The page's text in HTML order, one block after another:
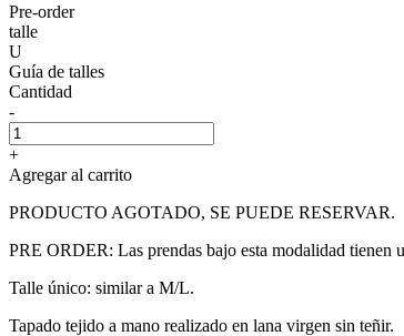
Pre-order
talle
U
Guía de talles
Cantidad
-
+
Agregar al carrito
PRODUCTO AGOTADO, SE PUEDE RESERVAR.
PRE ORDER: Las prendas bajo esta modalidad tienen
Talle único: similar a M/L.
Tapado tejido a mano realizado en lana virgen sin teñir.